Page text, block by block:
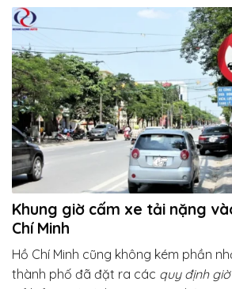
Khung giờ cấm xe tải nặng
Chí Minh
Hồ Chí Minh cũng không kém phần
thành phố đã đặt ra các quy định